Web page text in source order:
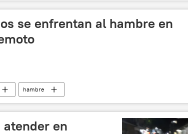
se enfrentan al hambre en
hambre
atender en